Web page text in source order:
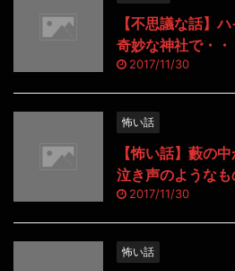
【不思議な話】
奇妙な神社で・・
2017/11/30
怖い話
【怖い話】藪の
泣き声のような
2017/11/30
怖い話